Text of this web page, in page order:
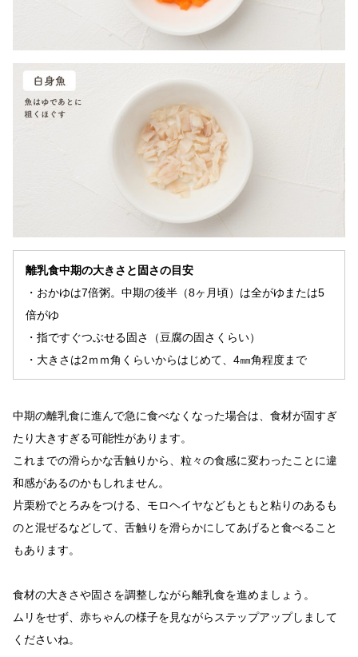
離乳食中期の大きさと固さの目安
・おかゆは7倍粥。中期の後半（8ヶ月頃）は全がゆまたは5
倍がゆ
・指ですぐつぶせる固さ（豆腐の固さくらい）
・大きさは2ｍｍ角くらいからはじめて、4㎜角程度まで
中期の離乳食に進んで急に食べなくなった場合は、食材が固すぎ
たり大きすぎる可能性があります。
これまでの滑らかな舌触りから、粒々の食感に変わったことに違
和感があるのかもしれません。
片栗粉でとろみをつける、モロヘイヤなどもともと粘りのあるも
のと混ぜるなどして、舌触りを滑らかにしてあげると食べること
もあります。
食材の大きさや固さを調整しながら離乳食を進めましょう。
ムリをせず、赤ちゃんの様子を見ながらステップアップしまして
くださいね。